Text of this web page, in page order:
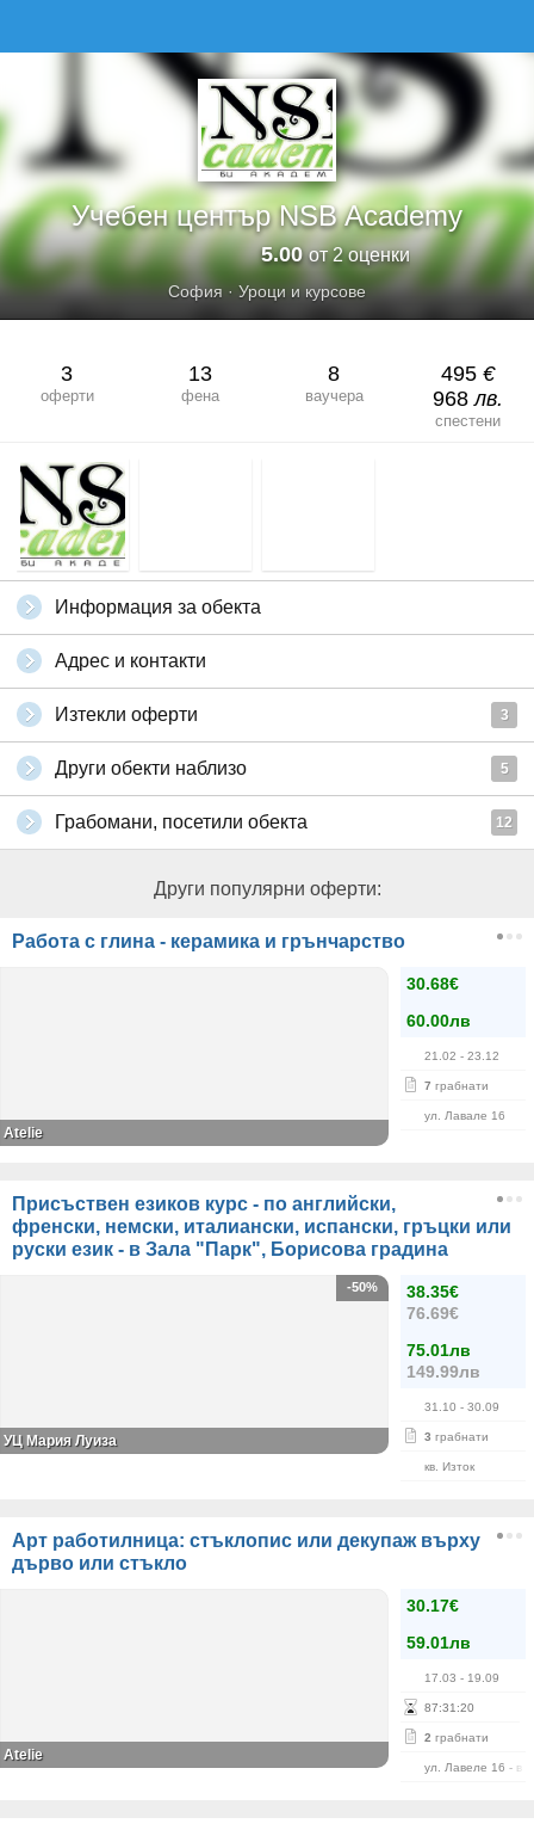
Учебен център NSB Academy
5.00от 2 оценки
София · Уроци и курсове
3
оферти
13
фена
8
ваучера
495 €
968лв.
спестени
Информация за обекта
Адрес и контакти
Изтекли оферти 3
Други обекти наблизо 5
Грабомани, посетили обекта 12
Други популярни оферти:
Работа с глина - керамика и грънчарство
30.68€
60.00лв
21.02 - 23.12
7 грабнати
ул. Лавале 16
Atelie
Присъствен езиков курс - по английски,
френски, немски, италиански, испански, гръцки или
руски език - в Зала "Парк", Борисова градина
38.35€
76.69€
75.01лв
149.99лв
31.10 - 30.09
3 грабнати
кв. Изток
-50%
УЦ Мария Луиза
Арт работилница: стъклопис или декупаж върху
дърво или стъкло
30.17€
59.01лв
17.03 - 19.09
87:31 :20
2 грабнати
ул. Лавеле 16 - в
Atelie